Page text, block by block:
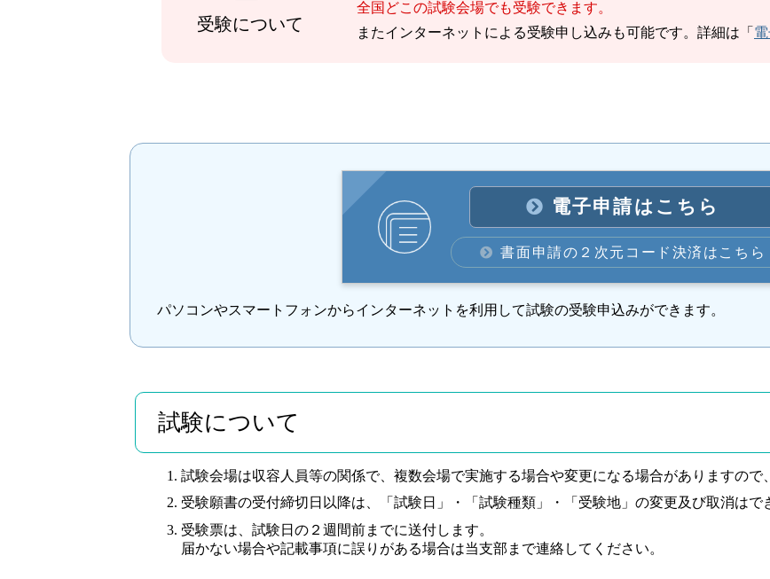
受験について
全国どこの試験会場でも受験できます。
またインターネットによる受験申し込みも可能です。詳細は「
電子申請はこちら
書面申請の２次元コード決済はこちら
パソコンやスマートフォンからインターネットを利用して試験の受験申込みができます。
試験について
試験会場は収容人員等の関係で、複数会場で実施する場合や変更になる場合がありますので
受験願書の受付締切日以降は、「試験日」・「試験種類」・「受験地」の変更及び取消はで
受験票は、試験日の２週間前までに送付します。
届かない場合や記載事項に誤りがある場合は当支部まで連絡してください。